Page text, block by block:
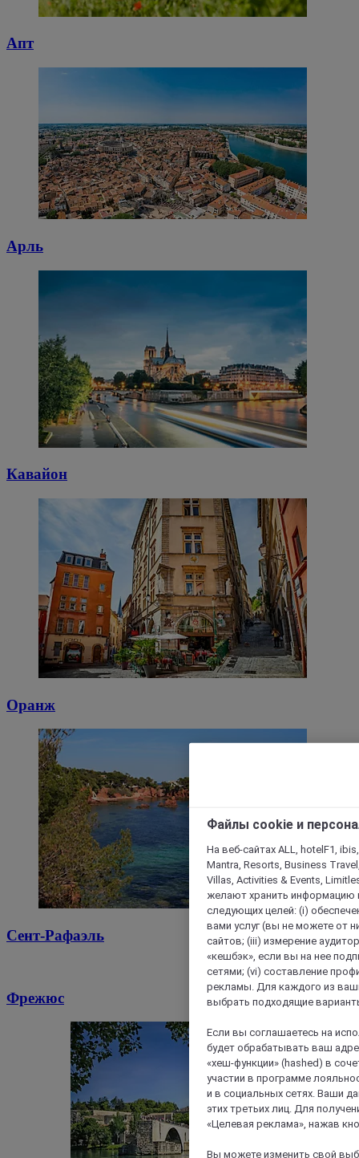
Апт
Арль
Кавайон
Оранж
Сент-Рафаэль
Фрежюс
Файлы cookie и
На веб-сайтах ALL, hotelF1,
Mantra, Resorts, Business
Villas, Activities & Events,
желают хранить информацию
следующих целей: (i)
вами услуг (вы не можете от
сайтов; (iii) измерение
«кешбэк», если вы на нее
сетями; (vi) составление
рекламы. Для каждого из
выбрать подходящие
Если вы соглашаетесь на
будет обрабатывать ваш
«хеш-функции» (hashed) в
участии в программе
и в социальных сетях. Ваши
этих третьих лиц. Для
«Целевая реклама», нажав
Вы можете изменить свой